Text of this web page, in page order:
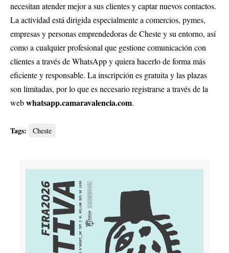
necesitan atender mejor a sus clientes y captar nuevos contactos.
La actividad está dirigida especialmente a comercios, pymes,
empresas y personas emprendedoras de Cheste y su entorno, así
como a cualquier profesional que gestione comunicación con
clientes a través de WhatsApp y quiera hacerlo de forma más
eficiente y responsable. La inscripción es gratuita y las plazas
son limitadas, por lo que es necesario registrarse a través de la
webwhatsapp.camaravalencia.com.
Tags: Cheste